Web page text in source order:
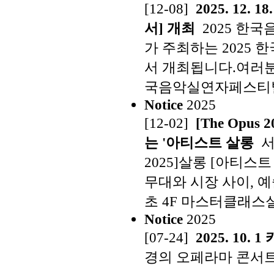
[12-08] 2025. 12.
서] 개최
2025 한국
가 주최하는 2025
서 개최됩니다.여러
국음악실연자페스
Notice 2025
[12-02] [The Opus
는 '아티스트 살롱
2025]살롱 [아티스
무대와 시장 사이,
초 4F 마스터클래스
Notice 2025
[07-24] 2025. 10. 1
경의 오페라마 콘서